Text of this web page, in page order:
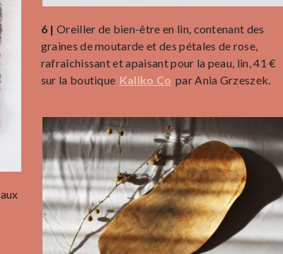
6 | Oreiller de bien-être en lin, contenant des
graines de moutarde et des pétales de rose,
rafraîchissant et apaisant pour la peau, lin, 41 €
sur la boutique Kaliko Co par Ania Grzeszek.